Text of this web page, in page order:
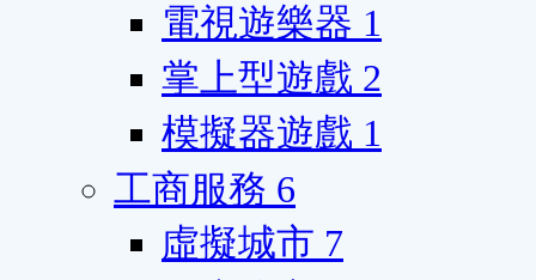
電視遊樂器 1
掌上型遊戲 2
模擬器遊戲 1
工商服務 6
虛擬城市 7